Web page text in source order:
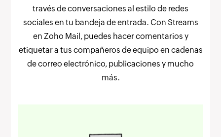
través de conversaciones al estilo de redes
sociales en tu bandeja de entrada. Con Streams
en Zoho Mail, puedes hacer comentarios y
etiquetar a tus compañeros de equipo en cadenas
de correo electrónico, publicaciones y mucho
más.